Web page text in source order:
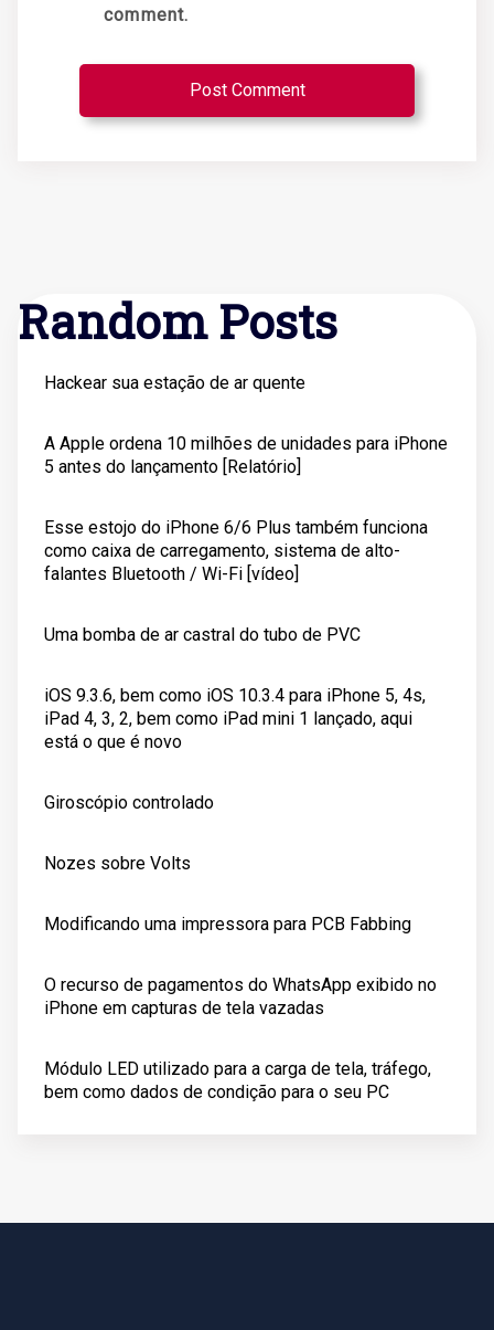
comment.
Random Posts
Hackear sua estação de ar quente
A Apple ordena 10 milhões de unidades para iPhone
5 antes do lançamento [Relatório]
Esse estojo do iPhone 6/6 Plus também funciona
como caixa de carregamento, sistema de alto-
falantes Bluetooth / Wi-Fi [vídeo]
Uma bomba de ar castral do tubo de PVC
iOS 9.3.6, bem como iOS 10.3.4 para iPhone 5, 4s,
iPad 4, 3, 2, bem como iPad mini 1 lançado, aqui
está o que é novo
Giroscópio controlado
Nozes sobre Volts
Modificando uma impressora para PCB Fabbing
O recurso de pagamentos do WhatsApp exibido no
iPhone em capturas de tela vazadas
Módulo LED utilizado para a carga de tela, tráfego,
bem como dados de condição para o seu PC